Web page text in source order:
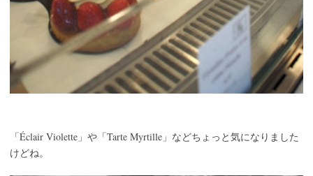
「Éclair Violette 」や「Tarte Myrtille 」などちょっと気になりました
けどね。